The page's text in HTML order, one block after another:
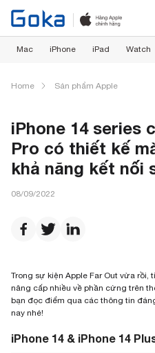
Mac iPhone iPad Watch
Home Sản phẩm Apple
iPhone 14 series
Pro có thiết kế
khả năng kết nối
08/09/2022
Trong sự kiện Apple Far Out vừa rồi,
nâng cấp nhiều về phần cứng trên
bạn đọc điểm qua các thông tin
nay nhé!
iPhone 14 & iPhone 14